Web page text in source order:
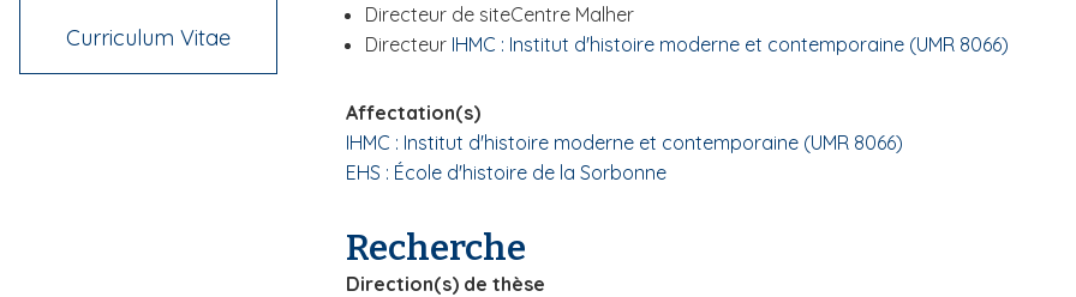
Curriculum Vitae
Directeur de siteCentre Malher
Directeur IHMC : Institut d'histoire moderne et contemporaine (UMR 8066)
Affectation(s)
IHMC : Institut d'histoire moderne et contemporaine (UMR 8066)
EHS : École d'histoire de la Sorbonne
Recherche
Direction(s) de thèse